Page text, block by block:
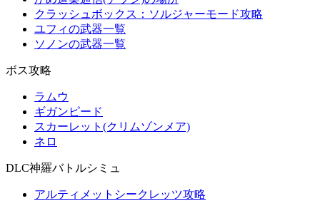
クラッシュボックス：ソルジャーモード攻略
ユフィの武器一覧
ソノンの武器一覧
ボス攻略
ラムウ
ギガンピード
スカーレット(クリムゾンメア)
ネロ
DLC神羅バトルシミュ
アルティメットシークレッツ攻略